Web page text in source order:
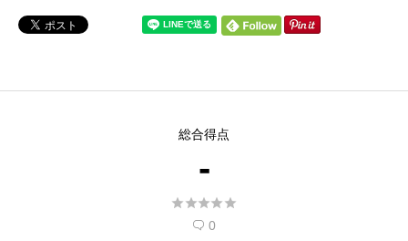
総合得点
-

 0